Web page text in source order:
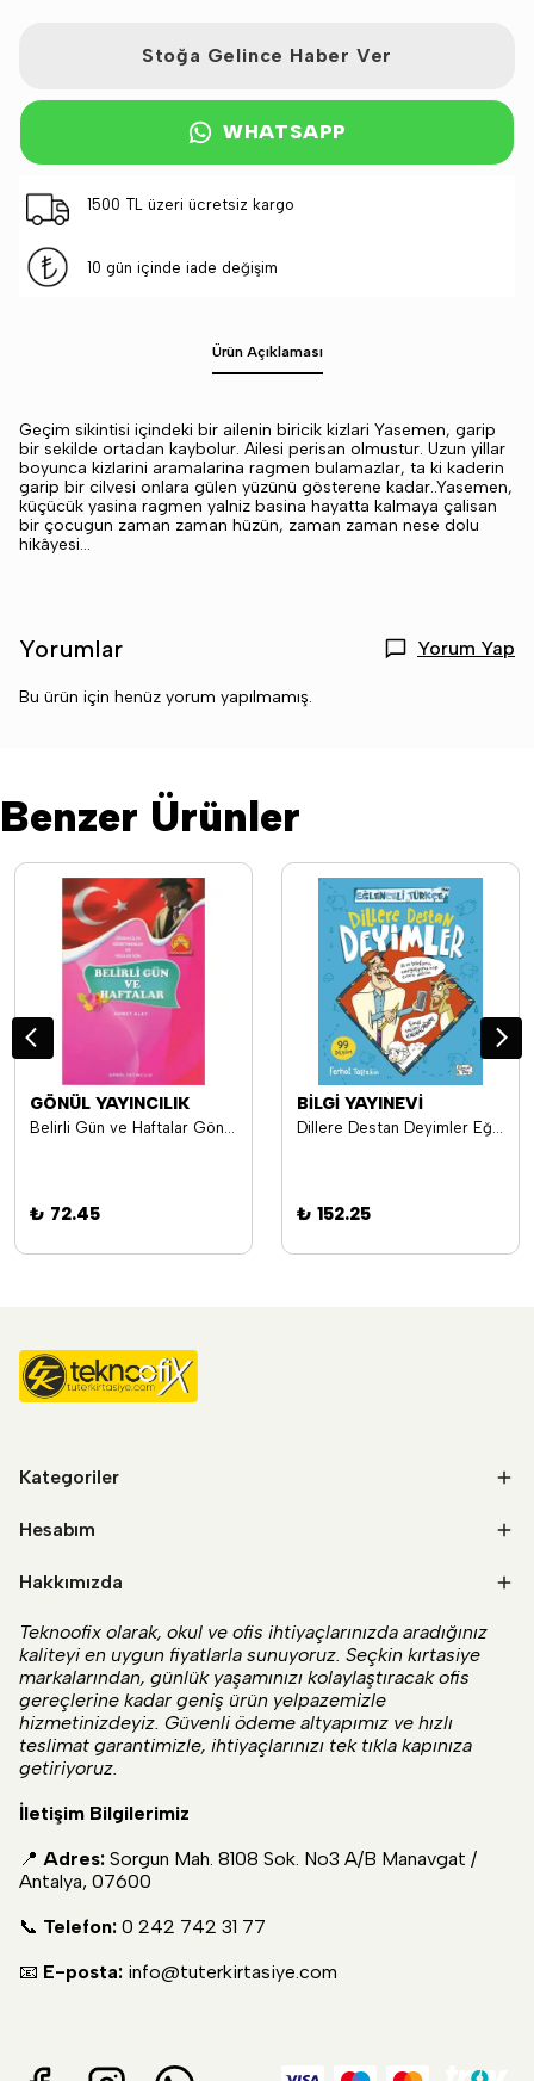
Stoğa Gelince Haber Ver
WHATSAPP
1500 TL üzeri ücretsiz kargo
10 gün içinde iade değişim
Ürün Açıklaması
Geçim sikintisi içindeki bir ailenin biricik kizlari Yasemen, garip
bir sekilde ortadan kaybolur. Ailesi perisan olmustur. Uzun yillar
boyunca kizlarini aramalarina ragmen bulamazlar, ta ki kaderin
garip bir cilvesi onlara gülen yüzünü gösterene kadar..Yasemen,
küçücük yasina ragmen yalniz basina hayatta kalmaya çalisan
bir çocugun zaman zaman hüzün, zaman zaman nese dolu
hikâyesi...
Yorumlar Yorum Yap
Bu ürün için henüz yorum yapılmamış.
Benzer Ürünler
GÖNÜL YAYINCILIK
Belirli Gün ve Haftalar Gönül Yayıncılık
₺ 72.45
BİLGİ YAYINEVİ
Dillere Destan Deyimler Eğlenceli Bilgi Yayınları
₺ 152.25
Kategoriler
Hesabım
Hakkımızda
Teknoofix olarak, okul ve ofis ihtiyaçlarınızda aradığınız
kaliteyi en uygun fiyatlarla sunuyoruz. Seçkin kırtasiye
markalarından, günlük yaşamınızı kolaylaştıracak ofis
gereçlerine kadar geniş ürün yelpazemizle
hizmetinizdeyiz. Güvenli ödeme altyapımız ve hızlı
teslimat garantimizle, ihtiyaçlarınızı tek tıkla kapınıza
getiriyoruz.
İletişim Bilgilerimiz
📍 Adres: Sorgun Mah. 8108 Sok. No3 A/B Manavgat /
Antalya, 07600
📞 Telefon: 0 242 742 31 77
📧 E-posta: info@tuterkirtasiye.com